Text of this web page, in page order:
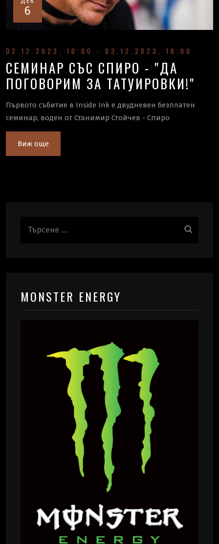
6
02.12.2023, 10:00 - 03.12.2023, 18:00
СЕМИНАР СЪС СПИРО - "ДА
ПОГОВОРИМ ЗА ТАТУИРОВКИ!"
Първото събитие в Inside Ink е двудневен безплатен
семинар, воден от Станимир Стойчев - Спиро
Виж още
MONSTER ENERGY